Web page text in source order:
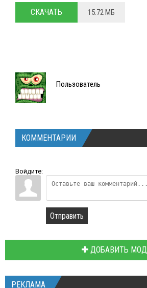
СКАЧАТЬ 15.72 МБ
Пользователь
КОММЕНТАРИИ
Войдите:
Отправить
ДОБАВИТЬ МОД
РЕКЛАМА